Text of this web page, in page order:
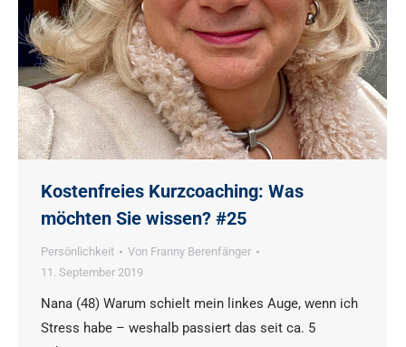
Kostenfreies Kurzcoaching: Was
möchten Sie wissen? #25
Persönlichkeit Von Franny Berenfänger
11. September 2019
Nana (48) Warum schielt mein linkes Auge, wenn ich
Stress habe – weshalb passiert das seit ca. 5